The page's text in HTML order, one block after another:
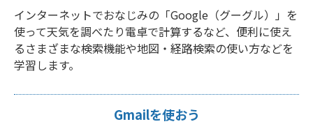
インターネットでおなじみの「Google（グーグル）」を
使って天気を調べたり電卓で計算するなど、便利に使え
るさまざまな検索機能や地図・経路検索の使い方などを
学習します。
Gmailを使おう